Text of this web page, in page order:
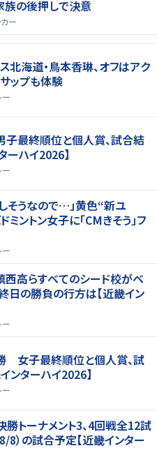
族の後押しで決意
ー
ス北海道・鳥本香琳、オフはアク
ップも体験
ー
最終順位と個人賞、試合結
ーハイ2026】
ー
そうなので…」黄色“新ユ
ントン女子に「CMきそう」フ
ー
高らすべてのシード校がベ
日の勝負の行方は【近畿イン
ー
女子最終順位と個人賞、試
ンターハイ2026】
ー
勝トーナメント3、4回戦全12試
8）の試合予定【近畿インター